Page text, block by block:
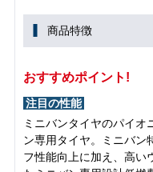
商品特徴
おすすめポイント!
注目の性能
ミニバンタイヤのパイオ
ン専用タイヤ。ミニバン
フ性能向上に加え、高い